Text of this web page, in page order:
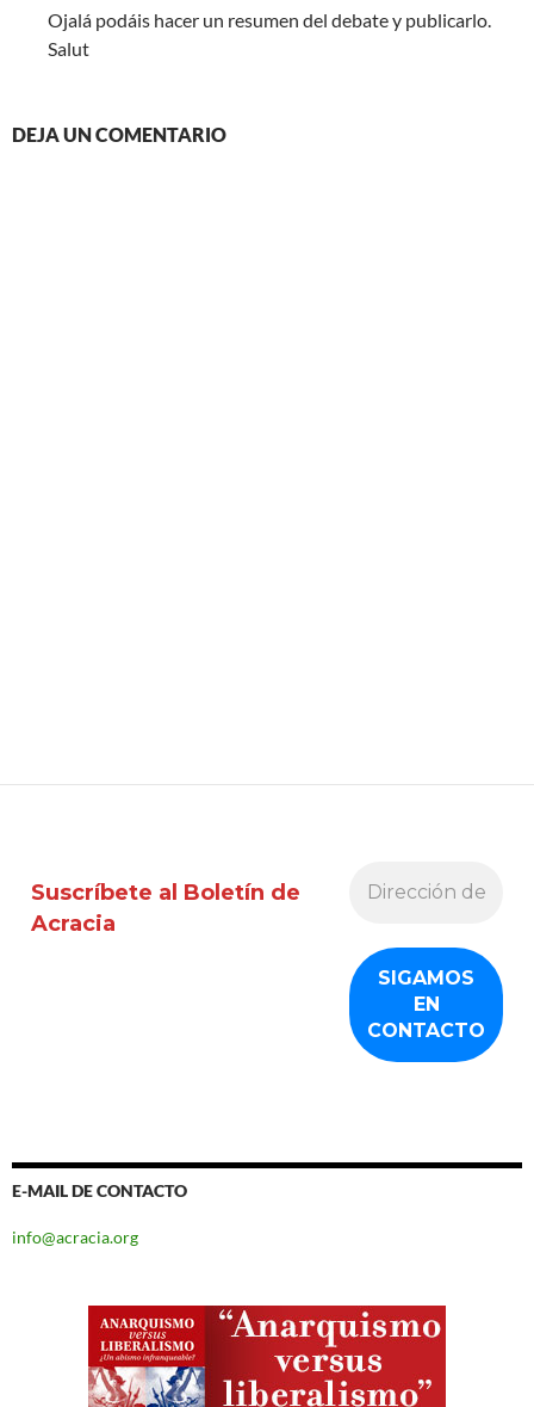
Ojalá podáis hacer un resumen del debate y publicarlo.
Salut
DEJA UN COMENTARIO
Suscríbete al Boletín de
Acracia
E-MAIL DE CONTACTO
info@acracia.org